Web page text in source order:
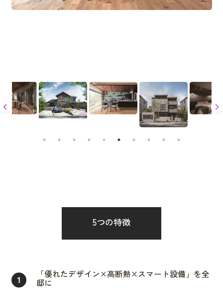
5つの特徴
1 「優れたデザイン×高断熱×スマート設備」を全
邸に